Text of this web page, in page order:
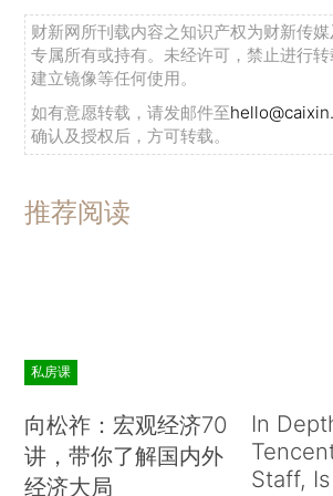
财新网所刊载内容之知识产权为财新传
专属所有或持有。未经许可，禁止进行
建立镜像等任何使用。
如有意愿转载，请发邮件至
确认及授权后，方可转载。
推荐阅读
私房课
向松祚：宏观经济70
讲，带你了解国内外
经济大局
In
Staff, Is